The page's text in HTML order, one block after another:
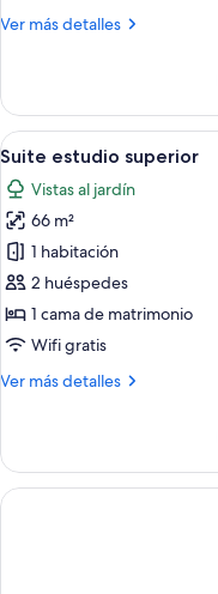
Ver más detalles
Más
romántico
Abrir
todas
las
fotos
de
Suite
estudio
superior
7
Suite estudio superior
Vistas al jardín
66 m²
1 habitación
2 huéspedes
1 cama de matrimonio
Wifi gratis
Ver más detalles
Más
estudio
superior